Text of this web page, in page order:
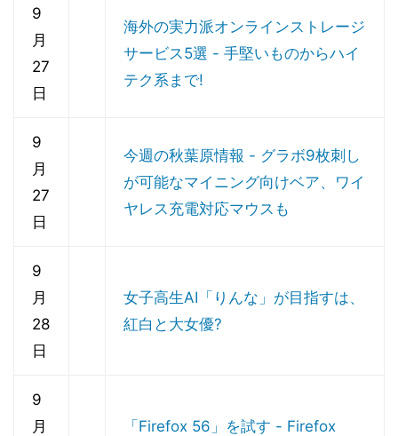
9
月
27
日
海外の実力派オンラインストレージ
サービス5選 - 手堅いものからハイ
テク系まで!
9
月
27
日
今週の秋葉原情報 - グラボ9枚刺し
が可能なマイニング向けベア、ワイ
ヤレス充電対応マウスも
9
月
28
日
女子高生AI「りんな」が目指すは、
紅白と大女優?
9
月
「Firefox 56」を試す - Firefox